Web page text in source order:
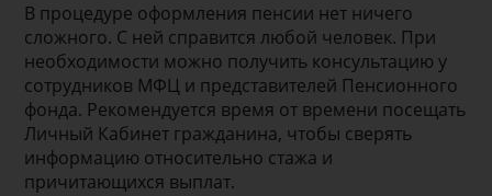
В процедуре оформления пенсии нет ничего
сложного. С ней справится любой человек. При
необходимости можно получить консультацию у
сотрудников МФЦ и представителей Пенсионного
фонда. Рекомендуется время от времени посещать
Личный Кабинет гражданина, чтобы сверять
информацию относительно стажа и
причитающихся выплат.